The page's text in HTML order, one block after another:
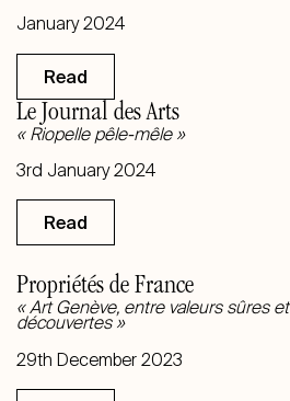
January 2024
Read
Le Journal des Arts
« Riopelle pêle-mêle»
3rd January 2024
Read
Propriétés de France
« Art Genève, entre valeurs sûres et
découvertes»
29th December 2023